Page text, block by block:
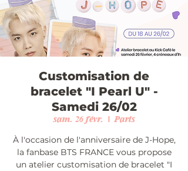
Customisation de
bracelet "I Pearl U" -
Samedi 26/02
sam. 26 févr.
  |
Paris
À l'occasion de l'anniversaire de J-Hope,
la fanbase BTS FRANCE vous propose
un atelier customisation de bracelet "I